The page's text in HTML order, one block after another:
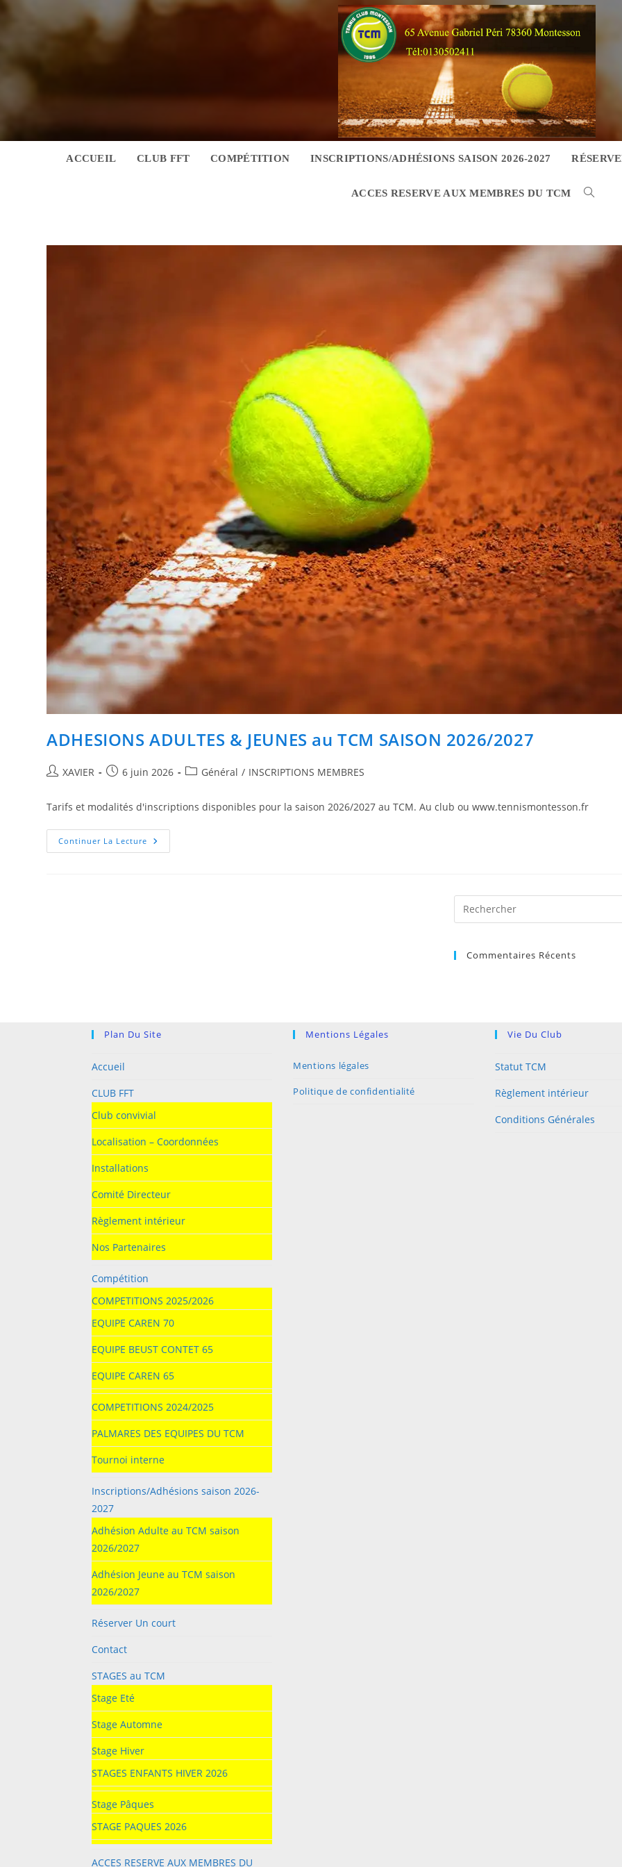
ACCUEIL CLUB FFT COMPÉTITION INSCRIPTIONS/ADHÉSIONS SAISON 2026-2027
ACCES RESERVE AUX MEMBRES DU TCM TOGGLE
SEARCH
ADHESIONS ADULTES & JEUNES au TCM SAISON 2026/2027
Auteur/autrice
la
publication :
XAVIER
Publication
6 juin 2026
PostGénéral / INSCRIPTIONS MEMBRES
Tarifs et modalités d'inscriptions disponibles pour la saison 2026/2027 au TCM. Au club ou www.tennismontesson.fr
Continuer La Lecture ADHESIONS
ADULTES
Commentaires Récents
Plan Du Site
Accueil
CLUB FFT
Club convivial
Localisation – Coordonnées
Installations
Comité Directeur
Règlement intérieur
Nos Partenaires
Compétition
COMPETITIONS 2025/2026
EQUIPE CAREN 70
EQUIPE BEUST CONTET 65
EQUIPE CAREN 65
COMPETITIONS 2024/2025
PALMARES DES EQUIPES DU TCM
Tournoi interne
Inscriptions/Adhésions saison 2026-
2027
Adhésion Adulte au TCM saison
2026/2027
Adhésion Jeune au TCM saison
2026/2027
Réserver Un court
Contact
STAGES au TCM
Stage Eté
Stage Automne
Stage Hiver
STAGES ENFANTS HIVER 2026
Stage Pâques
STAGE PAQUES 2026
ACCES RESERVE AUX MEMBRES DU
Mentions Légales
Mentions légales
Politique de confidentialité
Vie Du Club
Statut TCM
Règlement intérieur
Conditions Générales